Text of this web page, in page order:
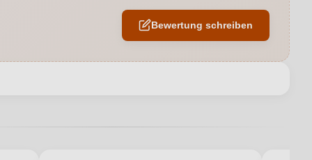
Kammerpreismünze
Dengler St. Marienhof
Bewertung schreiben